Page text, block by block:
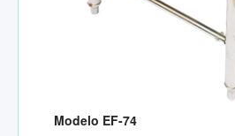
Modelo EF-74